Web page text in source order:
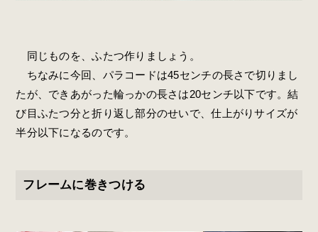
同じものを、ふたつ作りましょう。
ちなみに今回、パラコードは45センチの長さで切りまし
たが、できあがった輪っかの長さは20センチ以下です。結
び目ふたつ分と折り返し部分のせいで、仕上がりサイズが
半分以下になるのです。
フレームに巻きつける